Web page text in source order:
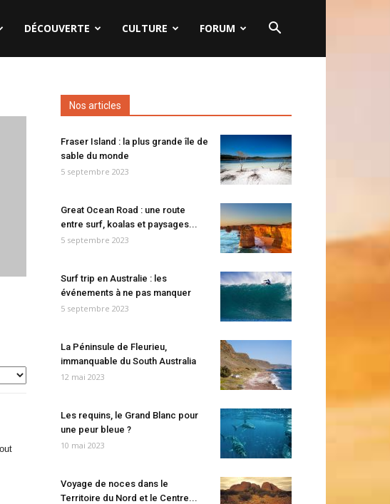
DÉCOUVERTE CULTURE FORUM
Nos articles
Fraser Island : la plus grande île de
sable du monde
5 septembre 2023
Great Ocean Road : une route
entre surf, koalas et paysages...
5 septembre 2023
Surf trip en Australie : les
événements à ne pas manquer
5 septembre 2023
La Péninsule de Fleurieu,
immanquable du South Australia
12 mai 2023
Les requins, le Grand Blanc pour
une peur bleue ?
10 mai 2023
Voyage de noces dans le
Territoire du Nord et le Centre...